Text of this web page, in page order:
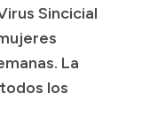
Sincicial
La
los